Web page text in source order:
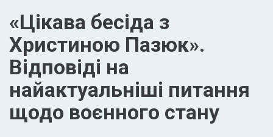
«Цікава бесіда з
Христиною Пазюк».
Відповіді на
найактуальніші питання
щодо воєнного стану